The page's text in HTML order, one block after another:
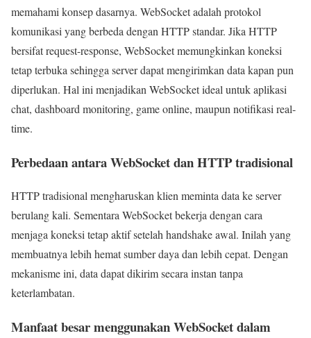
memahami konsep dasarnya. WebSocket adalah protokol
komunikasi yang berbeda dengan HTTP standar. Jika HTTP
bersifat request-response, WebSocket memungkinkan koneksi
tetap terbuka sehingga server dapat mengirimkan data kapan pun
diperlukan. Hal ini menjadikan WebSocket ideal untuk aplikasi
chat, dashboard monitoring, game online, maupun notifikasi real-
time.
Perbedaan antara WebSocket dan HTTP tradisional
HTTP tradisional mengharuskan klien meminta data ke server
berulang kali. Sementara WebSocket bekerja dengan cara
menjaga koneksi tetap aktif setelah handshake awal. Inilah yang
membuatnya lebih hemat sumber daya dan lebih cepat. Dengan
mekanisme ini, data dapat dikirim secara instan tanpa
keterlambatan.
Manfaat besar menggunakan WebSocket dalam